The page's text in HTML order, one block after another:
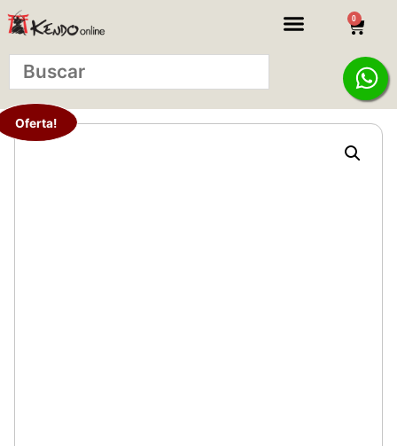
0
Oferta!